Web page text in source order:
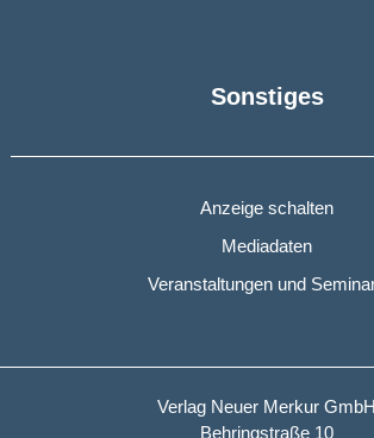
Sonstiges
Anzeige schalten
Mediadaten
Veranstaltungen und
Verlag Neuer Merkur GmbH
Behringstraße 10